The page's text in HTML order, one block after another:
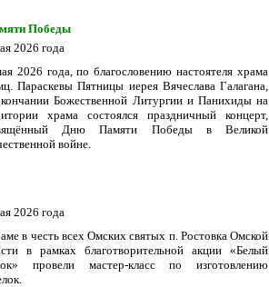
Победы
2026 года
2026 года, по благословению настоятеля храма
Параскевы Пятницы иерея Вячеслава Галагана,
Божественной Литургии и Панихиды на
храма состоялся праздничный концерт,
Дню Памяти Победы в Великой
войне.
2026 года
в честь всех Омских святых п. Ростовка Омской
в рамках благотворительной акции «Белый
провели мастер-класс по изготовлению